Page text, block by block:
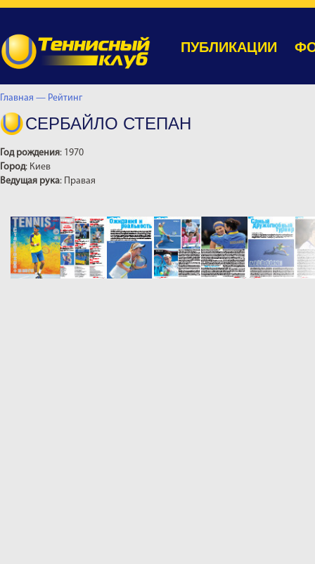
ПУБЛИКАЦИИ
Главная — Рейтинг
СЕРБАЙЛО СТЕПАН
Год рождения: 1970
Город: Киев
Ведущая рука: Правая